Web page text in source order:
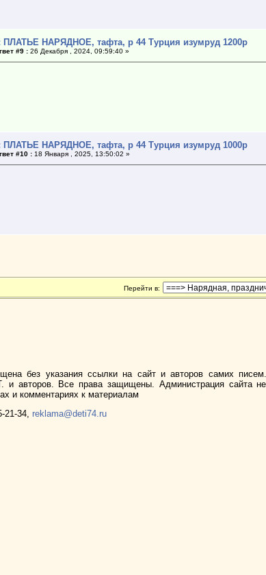
ПЛАТЬЕ НАРЯДНОЕ, тафта, р 44 Турция изумруд 1200р
#9 : 26 Декабря , 2024, 09:59:40 »
ПЛАТЬЕ НАРЯДНОЕ, тафта, р 44 Турция изумруд 1000р
#10 : 18 Января , 2025, 13:50:02 »
Перейти в:
без указания ссылки на сайт и авторов самих
и авторов. Все права защищены. Администрация сайта
и комментариях к материалам
21-34,reklama@deti74.ru